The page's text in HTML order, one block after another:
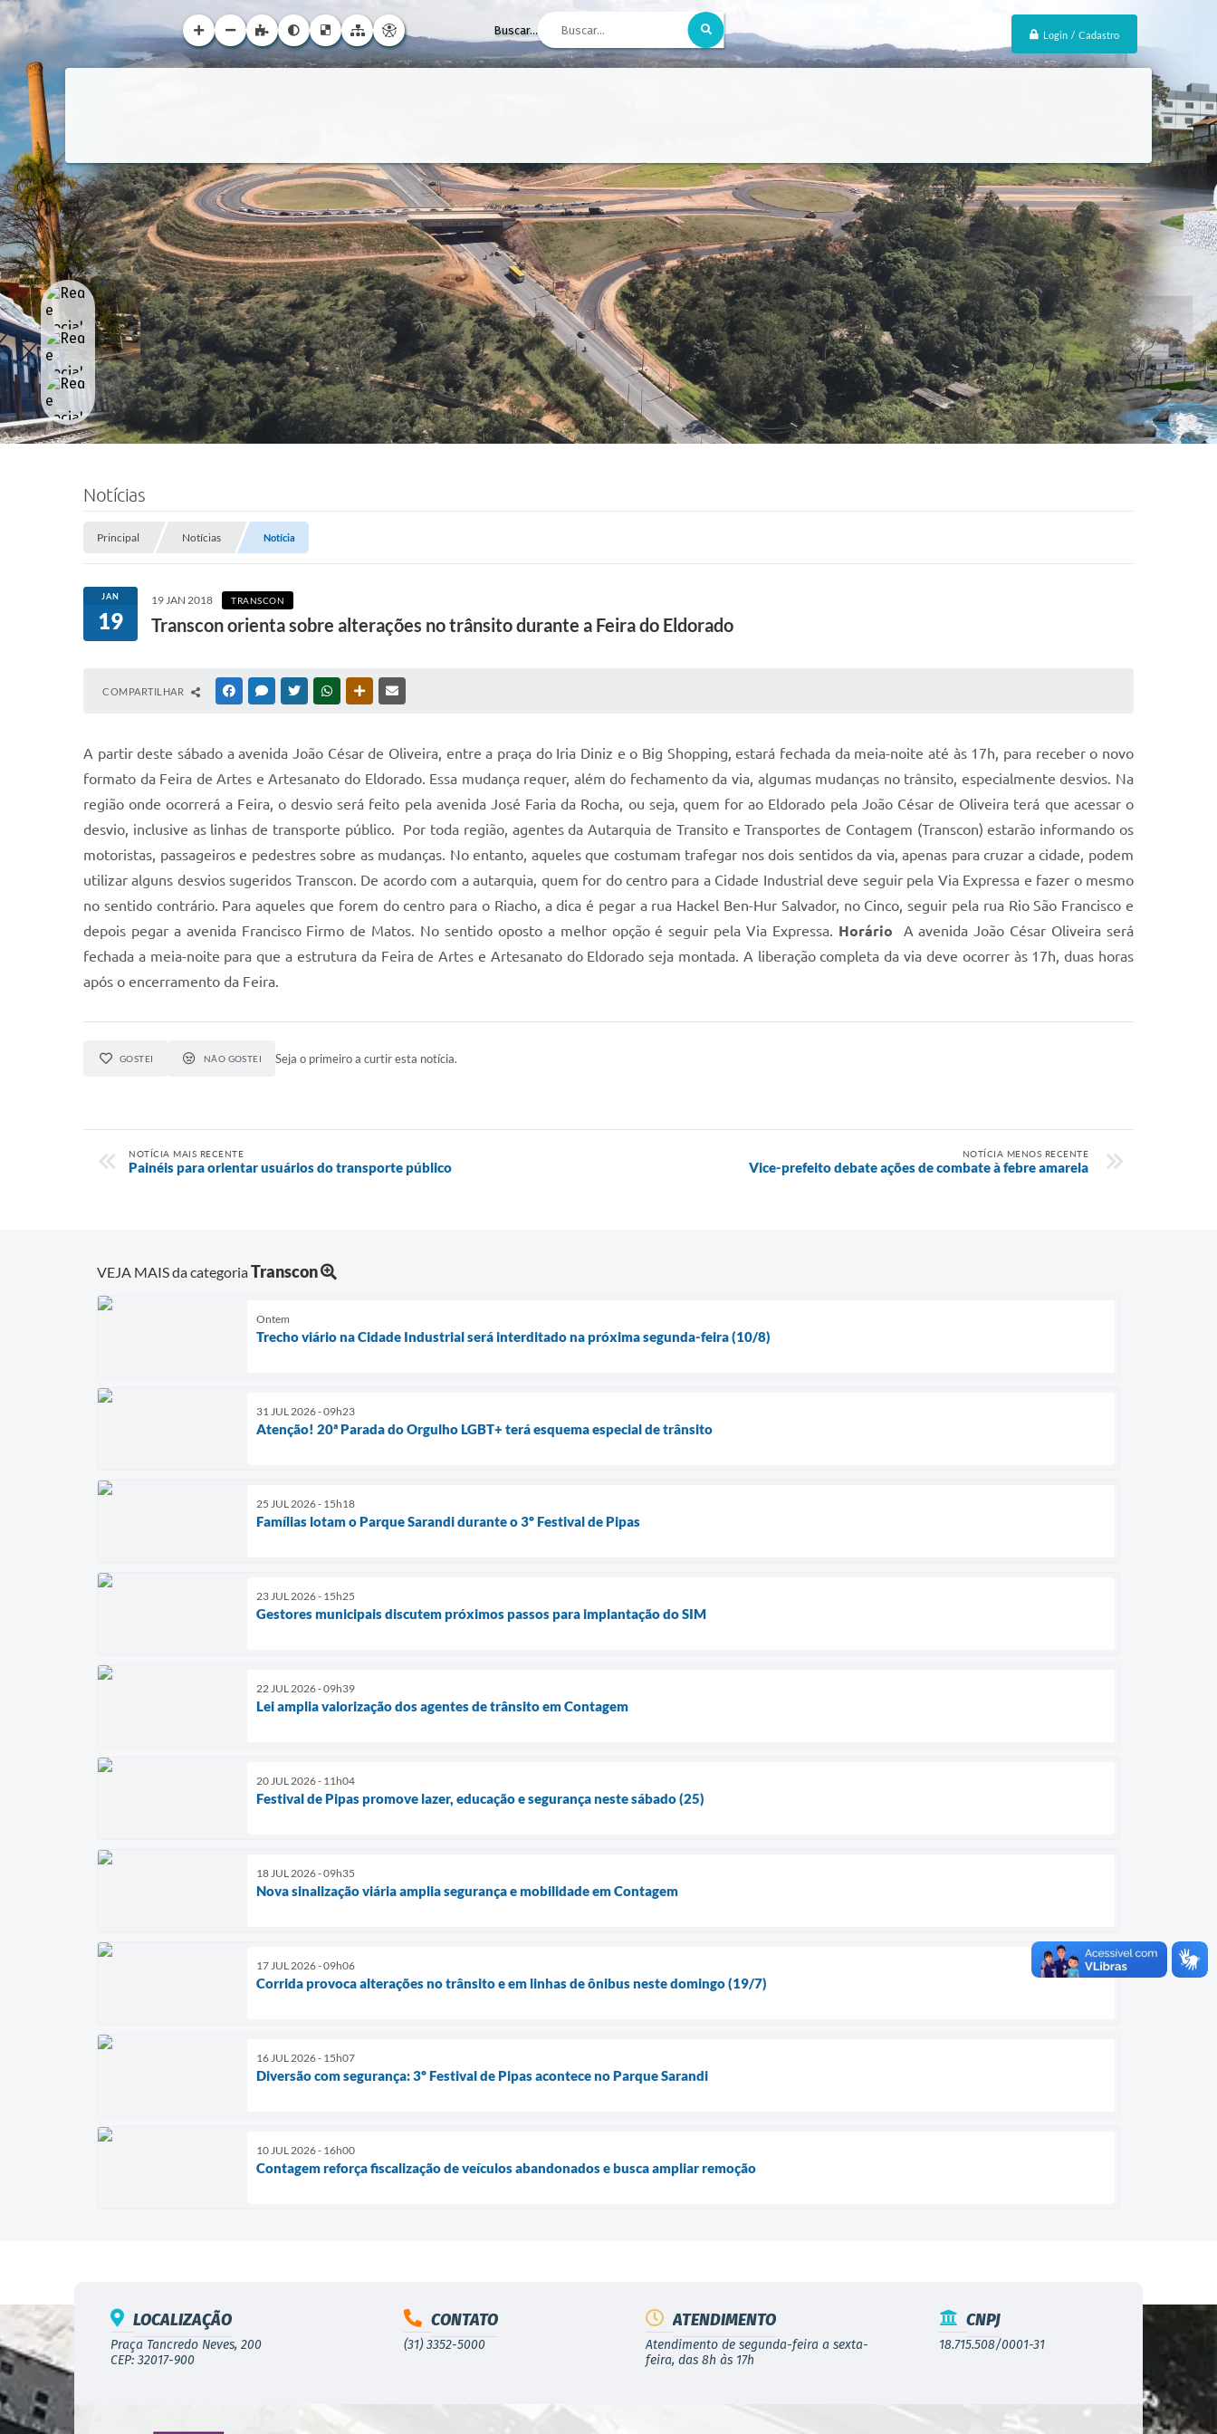
Login / Cadastro
Buscar...
Notícias
Principal Notícias Notícia
JAN
19
19 JAN 2018 TRANSCON
Transcon orienta sobre alterações no trânsito durante a Feira do Eldorado
COMPARTILHAR FACEBOOKMESSENGER
TWITTERWHATSAPPOUTRAS MÍDIAS
A partir deste sábado a avenida João César de Oliveira, entre a praça do Iria Diniz e o Big Shopping, estará fechada da meia-noite até às 17h, para receber o novo
formato da Feira de Artes e Artesanato do Eldorado. Essa mudança requer, além do fechamento da via, algumas mudanças no trânsito, especialmente desvios. Na
região onde ocorrerá a Feira, o desvio será feito pela avenida José Faria da Rocha, ou seja, quem for ao Eldorado pela João César de Oliveira terá que acessar o
desvio, inclusive as linhas de transporte público. Por toda região, agentes da Autarquia de Transito e Transportes de Contagem (Transcon) estarão informando os
motoristas, passageiros e pedestres sobre as mudanças. No entanto, aqueles que costumam trafegar nos dois sentidos da via, apenas para cruzar a cidade, podem
utilizar alguns desvios sugeridos Transcon. De acordo com a autarquia, quem for do centro para a Cidade Industrial deve seguir pela Via Expressa e fazer o mesmo
no sentido contrário. Para aqueles que forem do centro para o Riacho, a dica é pegar a rua Hackel Ben-Hur Salvador, no Cinco, seguir pela rua Rio São Francisco e
depois pegar a avenida Francisco Firmo de Matos. No sentido oposto a melhor opção é seguir pela Via Expressa. Horário
A avenida João César Oliveira será
fechada a meia-noite para que a estrutura da Feira de Artes e Artesanato do Eldorado seja montada. A liberação completa da via deve ocorrer às 17h, duas horas
após o encerramento da Feira.
GOSTEI NÃO GOSTEI Seja o primeiro a curtir esta notícia.
NOTÍCIA MAIS RECENTE
Painéis para orientar usuários do transporte público
NOTÍCIA MENOS RECENTE
Vice-prefeito debate ações de combate à febre amarela
VEJA MAIS da categoriaTranscon
Ontem
Trecho viário na Cidade Industrial será interditado na próxima segunda-feira (10/8)
31 JUL 2026 - 09h23
Atenção! 20ª Parada do Orgulho LGBT+ terá esquema especial de trânsito
25 JUL 2026 - 15h18
Famílias lotam o Parque Sarandi durante o 3º Festival de Pipas
23 JUL 2026 - 15h25
Gestores municipais discutem próximos passos para implantação do SIM
22 JUL 2026 - 09h39
Lei amplia valorização dos agentes de trânsito em Contagem
20 JUL 2026 - 11h04
Festival de Pipas promove lazer, educação e segurança neste sábado (25)
18 JUL 2026 - 09h35
Nova sinalização viária amplia segurança e mobilidade em Contagem
17 JUL 2026 - 09h06
Corrida provoca alterações no trânsito e em linhas de ônibus neste domingo (19/7)
16 JUL 2026 - 15h07
Diversão com segurança: 3º Festival de Pipas acontece no Parque Sarandi
10 JUL 2026 - 16h00
Contagem reforça fiscalização de veículos abandonados e busca ampliar remoção
LOCALIZAÇÃO
Praça Tancredo Neves, 200
CEP: 32017-900
CONTATO
(31) 3352-5000
ATENDIMENTO
Atendimento de segunda-feira a sexta-
feira, das 8h às 17h
CNPJ
18.715.508/0001-31